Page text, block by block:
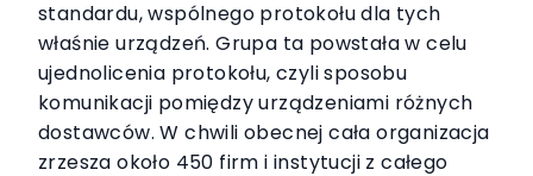
standardu, wspólnego protokołu dla tych
właśnie urządzeń. Grupa ta powstała w celu
ujednolicenia protokołu, czyli sposobu
komunikacji pomiędzy urządzeniami różnych
dostawców. W chwili obecnej cała organizacja
zrzesza około 450 firm i instytucji z całego